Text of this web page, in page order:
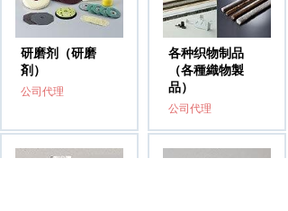
研磨剂（研磨
剤）
公司代理
各种织物制品
（各種織物製
品）
公司代理